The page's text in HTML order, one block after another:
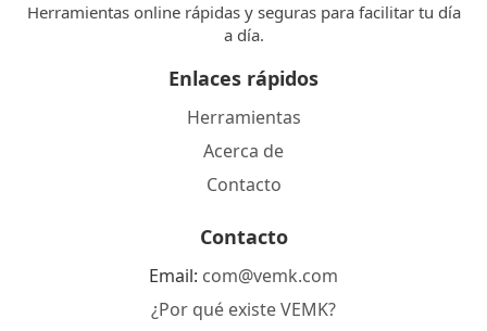
Herramientas online rápidas y seguras para facilitar tu día
a día.
Enlaces rápidos
Herramientas
Acerca de
Contacto
Contacto
Email: com@vemk.com
¿Por qué existe VEMK?